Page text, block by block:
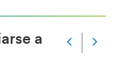
a
Slide
Changed